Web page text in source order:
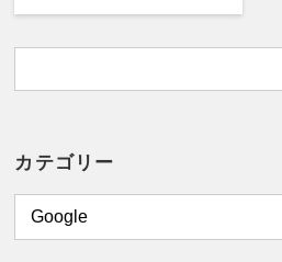
カテゴリー